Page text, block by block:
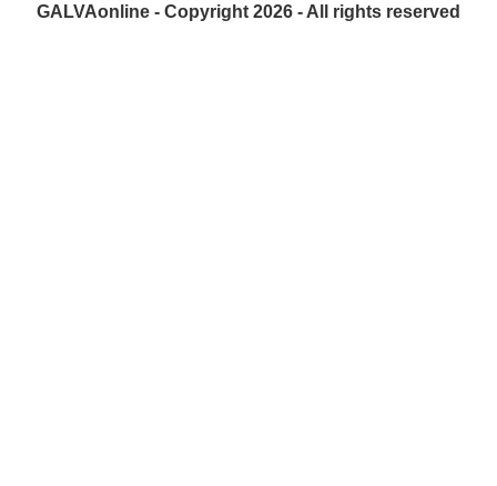
GALVAonline - Copyright 2026 - All rights reserved